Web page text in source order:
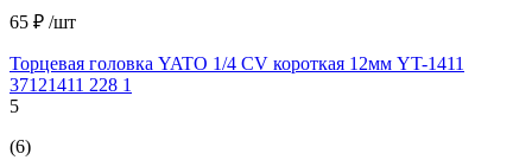
65 ₽ /шт
Торцевая головка YATO 1/4 CV короткая 12мм YT-1411
37121411 228 1
5
(6)